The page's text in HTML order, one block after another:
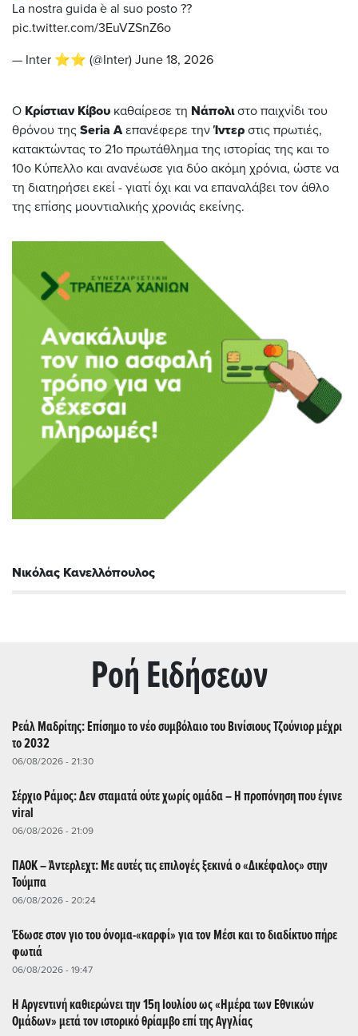
La nostra guida è al suo posto ??
pic.twitter.com/3EuVZSnZ6o
— Inter ⭐⭐ (@Inter) June 18, 2026
Ο Κρίστιαν Κίβου καθαίρεσε τη Νάπολιστο παιχνίδι του
θρόνου της Seria Aεπανέφερε την Ίντερ στις πρωτιές,
κατακτώντας το 21ο πρωτάθλημα της ιστορίας της και το
10ο Κύπελλο και ανανέωσε για δύο ακόμη χρόνια, ώστε να
τη διατηρήσει εκεί - γιατί όχι και να επαναλάβει τον άθλο
της επίσης μουντιαλικής χρονιάς εκείνης.
Νικόλας Κανελλόπουλος
Ρoή Ειδήσεων
Ρεάλ Μαδρίτης: Επίσημο το νέο συμβόλαιο του Βινίσιους Τζούνιορ μέχρι
το 2032
06/08/2026 - 21:30
Σέρχιο Ράμος: Δεν σταματά ούτε χωρίς ομάδα – Η προπόνηση που έγινε
viral
06/08/2026 - 21:09
ΠΑΟΚ – Άντερλεχτ: Με αυτές τις επιλογές ξεκινά ο «Δικέφαλος» στην
Τούμπα
06/08/2026 - 20:24
Έδωσε στον γιο του όνομα-«καρφί» για τον Μέσι και το διαδίκτυο πήρε
φωτιά
06/08/2026 - 19:47
Η Αργεντινή καθιερώνει την 15η Ιουλίου ως «Ημέρα των Εθνικών
Ομάδων» μετά τον ιστορικό θρίαμβο επί της Αγγλίας